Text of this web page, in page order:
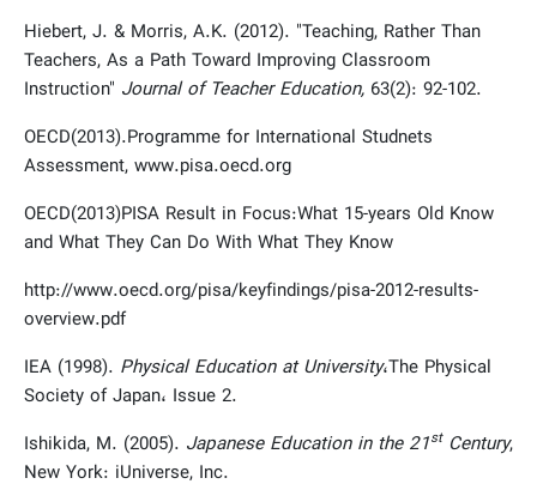
Hiebert, J. & Morris, A.K. (2012). "Teaching, Rather Than
Teachers, As a Path Toward Improving Classroom
Instruction" Journal of Teacher Education, 63(2): 92-102.
OECD(2013).Programme for International Studnets
Assessment, www.pisa.oecd.org
OECD(2013)PISA Result in Focus:What 15-years Old Know
and What They Can Do With What They Know
http://www.oecd.org/pisa/keyfindings/pisa-2012-results-
overview.pdf
IEA (1998). Physical Education at University،The Physical
Society of Japan، Issue 2.
Ishikida, M. (2005). Japanese Education in the 21stCentury,
New York: iUniverse, Inc.